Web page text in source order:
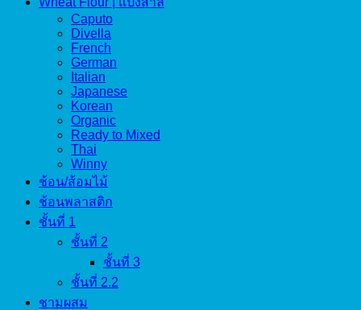
Caputo
Divella
French
German
Italian
Japanese
Korean
Organic
Ready to Mixed
Thai
Winny
ช้อน/ส้อมไม้
ช้อนพลาสติก
ชั้นที่ 1
ชั้นที่ 2
ชั้นที่ 3
ชั้นที่ 2.2
ชามผสม